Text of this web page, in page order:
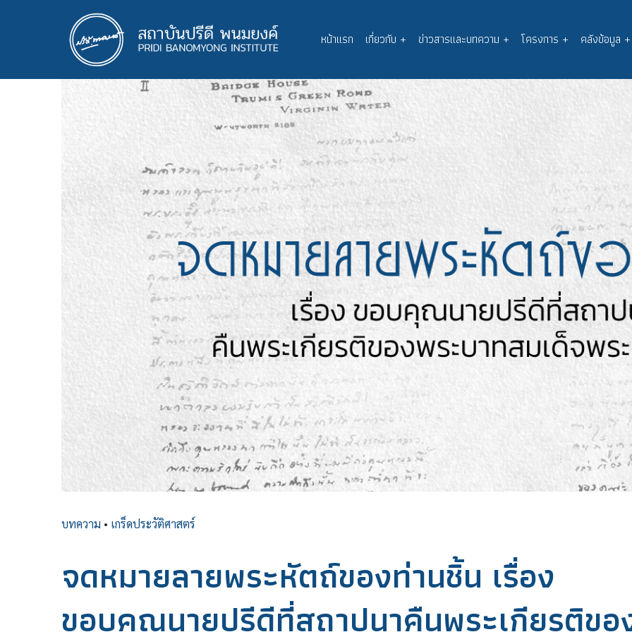
Main
navigation
หน้าแรก เกี่ยวกับ + ข่าวสารและบทความ + โครงการ + คลังข้อมูล +
บทความ • เกร็ดประวัติศาสตร์
จดหมายลายพระหัตถ์ของท่านชิ้น เรื่อง
ขอบคุณนายปรีดีที่สถาปนาคืนพระเกียรติขอ